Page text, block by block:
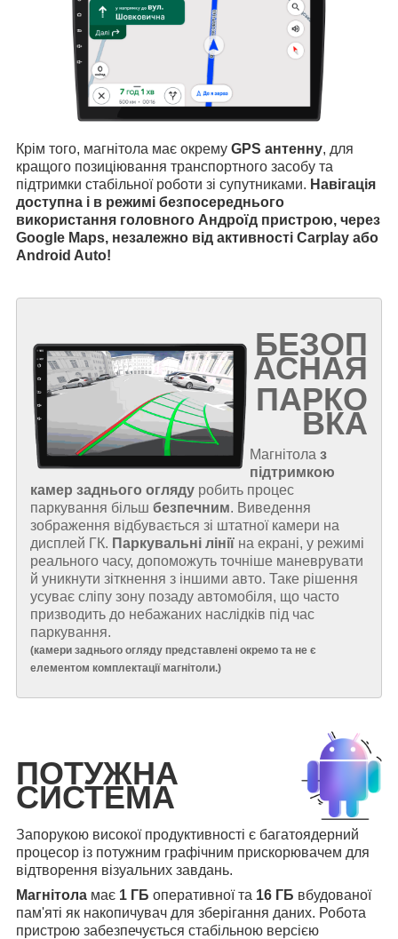
Крім того, магнітола має окрему GPS антенну, для
кращого позиціювання транспортного засобу та
підтримки стабільної роботи зі супутниками. Навігація
доступна і в режимі безпосереднього
використання головного Андроїд пристрою, через
Google Maps, незалежно від активності Carplay або
Android Auto!
БЕЗОП
АСНАЯ
ПАРКО
ВКА
Магнітола з
підтримкою
камер заднього огляду робить процес
паркування більш безпечним. Виведення
зображення відбувається зі штатної камери на
дисплей ГК. Паркувальні лінії на екрані, у режимі
реального часу, допоможуть точніше маневрувати
й уникнути зіткнення з іншими авто. Таке рішення
усуває сліпу зону позаду автомобіля, що часто
призводить до небажаних наслідків під час
паркування.
(камери заднього огляду представлені окремо та не є
елементом комплектації магнітоли.)
ПОТУЖНА
СИСТЕМА
Запорукою високої продуктивності є багатоядерний
процесор із потужним графічним прискорювачем для
відтворення візуальних завдань.
Магнітола має 1 ГБ оперативної та 16 ГБ вбудованої
пам'яті як накопичувач для зберігання даних. Робота
пристрою забезпечується стабільною версією